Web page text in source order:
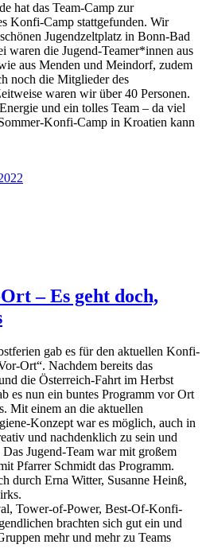
hat das Team-Camp zur
Konfi-Camp stattgefunden. Wir
Jugendzeltplatz in Bonn-Bad
waren die Jugend-Teamer*innen aus
aus Menden und Meindorf, zudem
noch die Mitglieder des
waren wir über 40 Personen.
und ein tolles Team – da viel
Konfi-Camp in Kroatien kann
– Es geht doch,
gab es für den aktuellen Konfi-
Ort“. Nachdem bereits das
die Österreich-Fahrt im Herbst
es nun ein buntes Programm vor Ort
Mit einem an die aktuellen
Konzept war es möglich, auch in
und nachdenklich zu sein und
Jugend-Team war mit großem
Pfarrer Schmidt das Programm.
durch Erna Witter, Susanne Heinß,
Tower-of-Power, Best-Of-Konfi-
brachten sich gut ein und
mehr und mehr zu Teams